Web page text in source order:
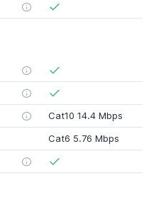
Cat10 14.4 Mbps
Cat6 5.76 Mbps